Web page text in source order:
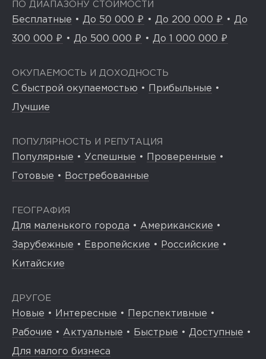
ПО ДИАПАЗОНУ СТОИМОСТИ
Бесплатные • До 50 000 ₽ • До 200 000 ₽ • До
300 000 ₽ • До 500 000 ₽ • До 1 000 000 ₽
ОКУПАЕМОСТЬ И ДОХОДНОСТЬ
С быстрой окупаемостью • Прибыльные •
Лучшие
ПОПУЛЯРНОСТЬ И РЕПУТАЦИЯ
Популярные • Успешные • Проверенные •
Готовые • Востребованные
ГЕОГРАФИЯ
Для маленького города • Американские •
Зарубежные • Европейские • Российские •
Китайские
ДРУГОЕ
Новые • Интересные • Перспективные •
Рабочие • Актуальные • Быстрые • Доступные •
Для малого бизнеса